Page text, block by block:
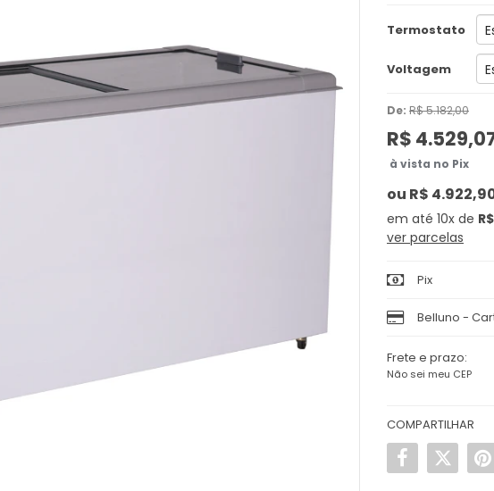
Termostato
Voltagem
De: R$ 5.182,00
R$
à vista no Pix
ou R$
10x de
ver parcelas
Pix
Belluno -
Frete e prazo:
Não sei meu CEP
COMPARTILHAR